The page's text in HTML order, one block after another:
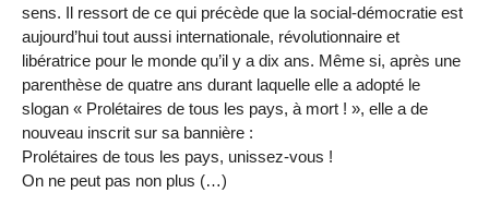
sens. Il ressort de ce qui précède que la social-démocratie est
aujourd’hui tout aussi internationale, révolutionnaire et
libératrice pour le monde qu’il y a dix ans. Même si, après une
parenthèse de quatre ans durant laquelle elle a adopté le
slogan « Prolétaires de tous les pays, à mort ! », elle a de
nouveau inscrit sur sa bannière :
Prolétaires de tous les pays, unissez-vous !
On ne peut pas non plus (…)